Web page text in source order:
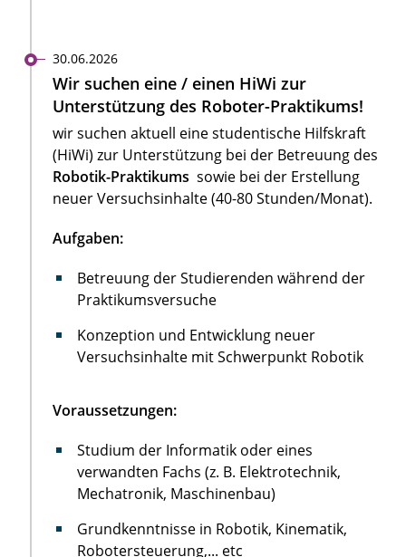
30.06.2026
Wir suchen eine / einen HiWi zur
Unterstützung des Roboter-Praktikums!
wir suchen aktuell eine studentische Hilfskraft
(HiWi) zur Unterstützung bei der Betreuung des
Robotik-Praktikums sowie bei der Erstellung
neuer Versuchsinhalte (40-80 Stunden/Monat).
Aufgaben:
Betreuung der Studierenden während der
Praktikumsversuche
Konzeption und Entwicklung neuer
Versuchsinhalte mit Schwerpunkt Robotik
Voraussetzungen:
Studium der Informatik oder eines
verwandten Fachs (z. B. Elektrotechnik,
Mechatronik, Maschinenbau)
Grundkenntnisse in Robotik, Kinematik,
Robotersteuerung,... etc